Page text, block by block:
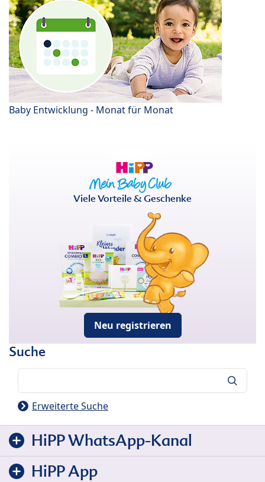
Baby Entwicklung - Monat für Monat
Viele Vorteile & Geschenke
Neu registrieren
Suche
Erweiterte Suche
HiPP WhatsApp-Kanal
HiPP App